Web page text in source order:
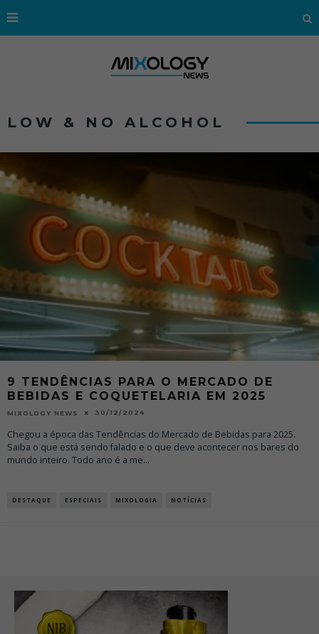
LOW & NO ALCOHOL
9 TENDÊNCIAS PARA O MERCADO DE
BEBIDAS E COQUETELARIA EM 2025
MIXOLOGY NEWS 30/12/2024
Chegou a época das Tendências do Mercado de Bebidas para 2025.
Saiba o que está sendo falado e o que deve acontecer nos bares do
mundo inteiro. Todo ano é a me...
DESTAQUE ESPECIAIS MIXOLOGIA NOTÍCIAS